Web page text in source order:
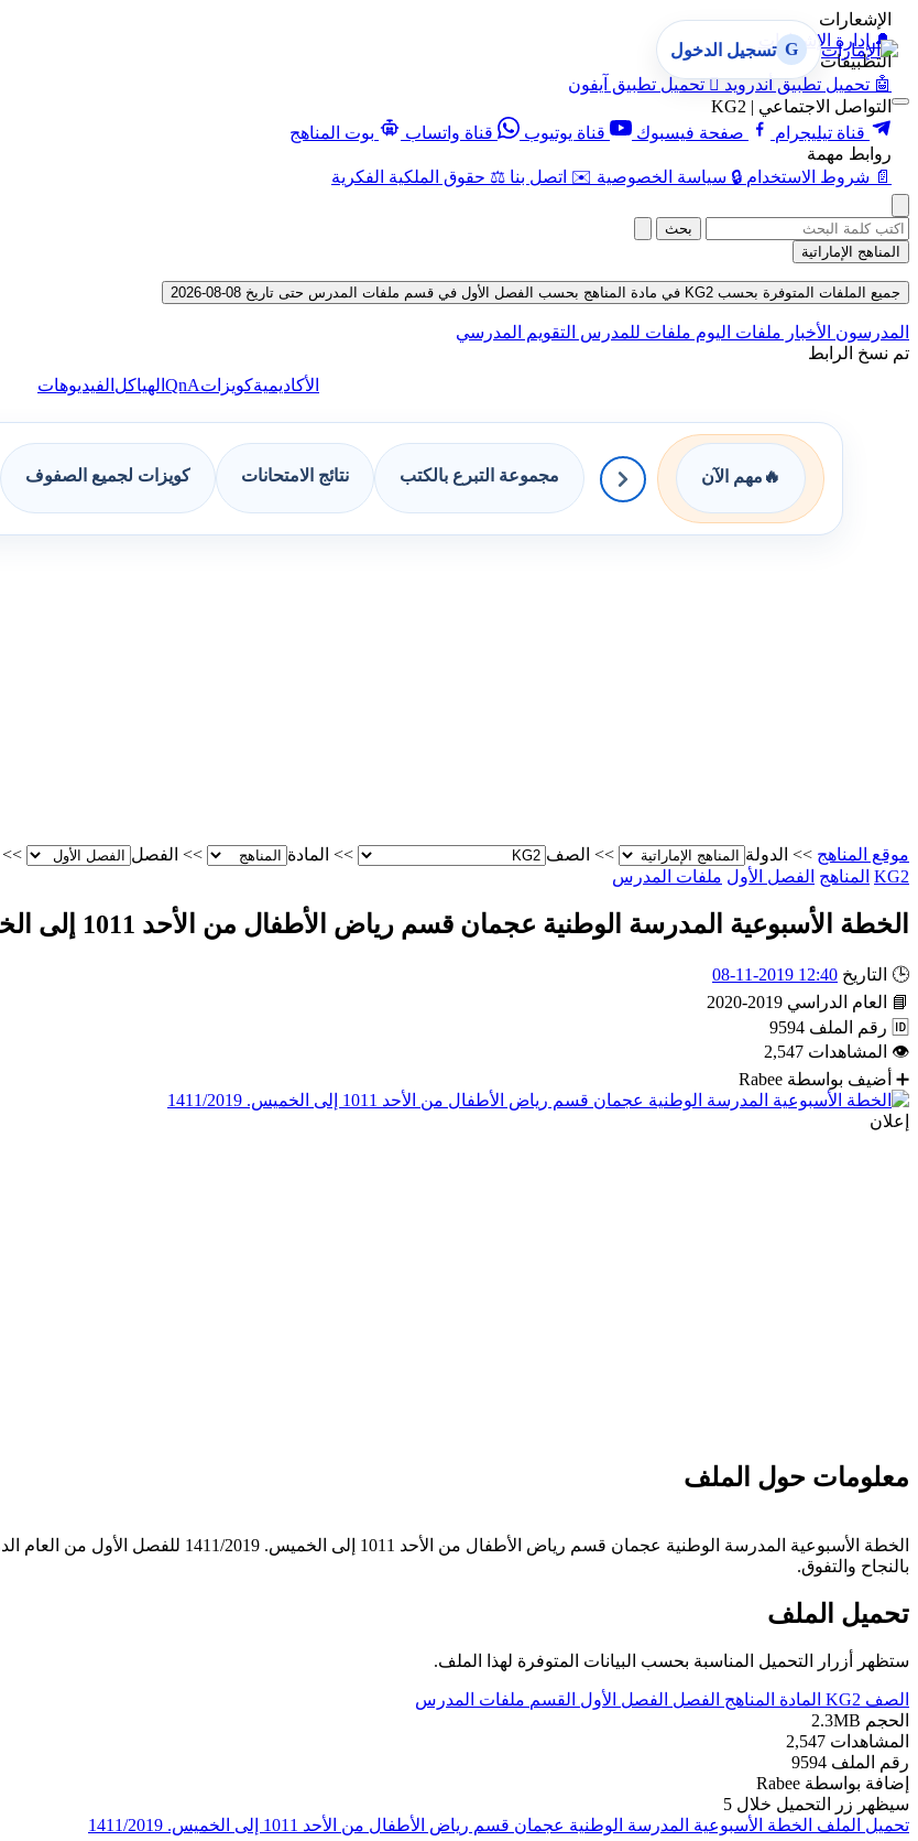
الإشعارات
🔔 إدارة الإشعارات
التطبيقات
🤖 تحميل تطبيق أندرويد  تحميل تطبيق آيفون
التواصل الاجتماعي | KG2
قناة تيليجرام
صفحة فيسبوك قناة يوتيوب قناة واتساب
بوت المناهج
روابط مهمة
📄 شروط الاستخدام 🔒 سياسة الخصوصية ✉️ اتصل بنا ⚖️ حقوق الملكية الفكرية
G تسجيل الدخول
بحث
المناهج الإماراتية
جميع الملفات المتوفرة بحسب KG2 في مادة المناهج بحسب الفصل الأول في قسم ملفات المدرس حتى تاريخ 08-08-2026
المدرسون الأخبار ملفات اليوم ملفات للمدرس التقويم المدرسي
تم نسخ الرابط
الأكاديميةكويزاتQnA الهياكل الفيديوهات
🔥 مهم الآن مجموعة التبرع بالكتب نتائج الامتحانات كويزات لجميع الصفوف
موقع المناهج >> الدولة >> الصف >> المادة >> الفصل >>
KG2 المناهج الفصل الأول ملفات المدرس
الخطة الأسبوعية المدرسة الوطنية عجمان قسم رياض الأطفال من الأحد 1011 إلى الخميس. 1411/2019
🕒 التاريخ 12:40 2019-11-08
📘
العام الدراسي 2019-2020
🆔 رقم الملف 9594
👁 المشاهدات 2,547
➕ أضيف بواسطة Rabee
إعلان
معلومات حول الملف
بالنجاح والتفوق.
تحميل الملف
ستظهر أزرار التحميل المناسبة بحسب البيانات المتوفرة لهذا الملف.
الصف KG2 المادة المناهج الفصل الفصل الأول القسم ملفات المدرس
الحجم 2.3MB
المشاهدات 2,547
رقم الملف 9594
إضافة بواسطة Rabee
سيظهر زر التحميل خلال 5
تحميل الملف الخطة الأسبوعية المدرسة الوطنية عجمان قسم رياض الأطفال من الأحد 1011 إلى الخميس. 1411/2019